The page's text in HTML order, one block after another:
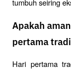
tumbuh seiring
Apakah
pertama
Hari pertama